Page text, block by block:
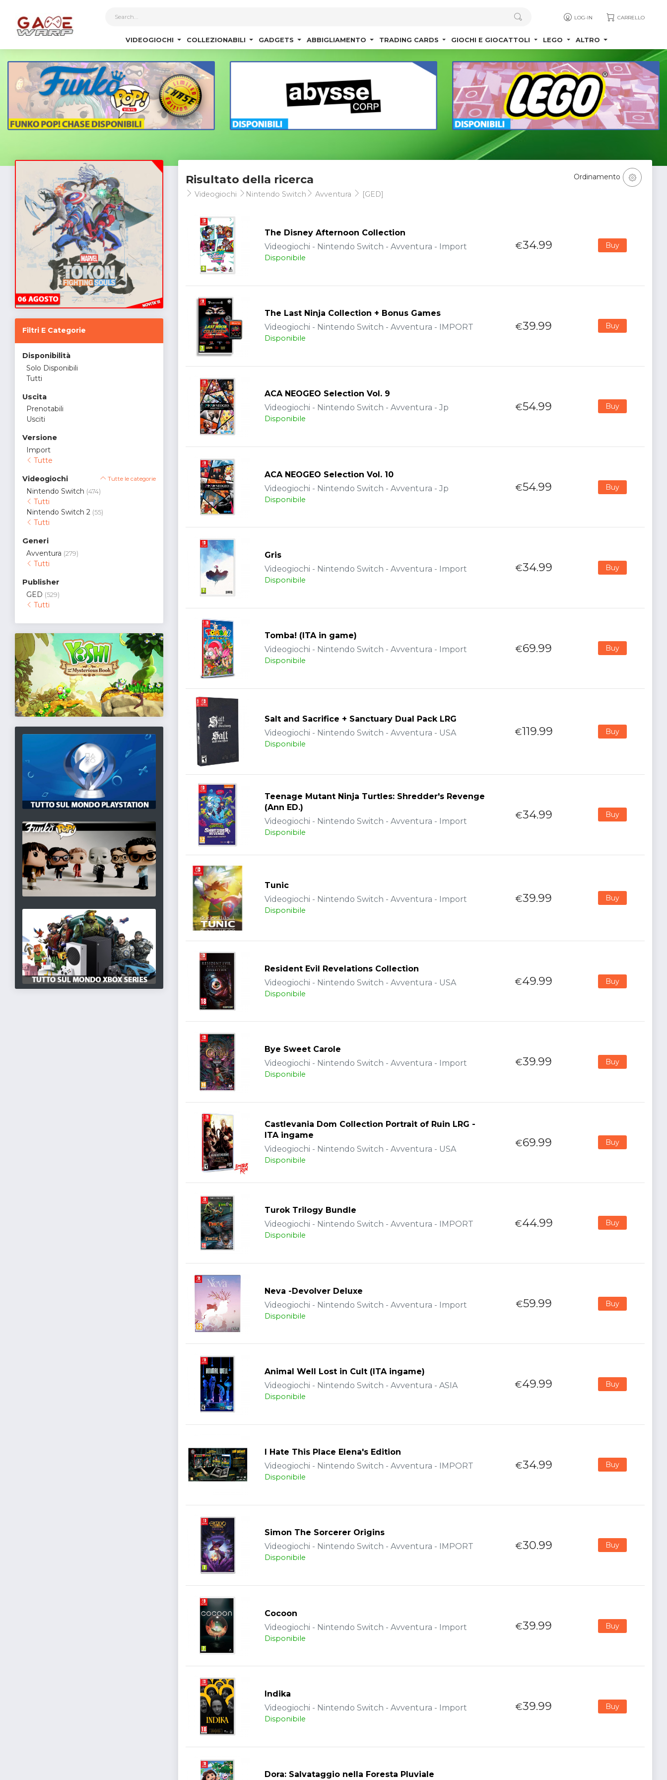
LOG-IN CARRELLO
VIDEOGIOCHI COLLEZIONABILI GADGETS ABBIGLIAMENTO TRADING CARDS GIOCHI E GIOCATTOLI LEGO ALTRO
Filtri E Categorie
Disponibilità
Solo Disponibili
Tutti
Uscita
Prenotabili
Usciti
Versione
Import
Tutte
Videogiochi Tutte le categorie
Nintendo Switch (474)
Tutti
Nintendo Switch 2 (55)
Tutti
Generi
Avventura (279)
Tutti
Publisher
GED (529)
Tutti
Risultato della ricerca
Videogiochi Nintendo Switch Avventura [GED]
Ordinamento
The Disney Afternoon Collection
Videogiochi - Nintendo Switch - Avventura - Import
Disponibile
€34.99 Buy
The Last Ninja Collection + Bonus Games
Videogiochi - Nintendo Switch - Avventura - IMPORT
Disponibile
€39.99 Buy
ACA NEOGEO Selection Vol. 9
Videogiochi - Nintendo Switch - Avventura - Jp
Disponibile
€54.99 Buy
ACA NEOGEO Selection Vol. 10
Videogiochi - Nintendo Switch - Avventura - Jp
Disponibile
€54.99 Buy
Gris
Videogiochi - Nintendo Switch - Avventura - Import
Disponibile
€34.99 Buy
Tomba! (ITA in game)
Videogiochi - Nintendo Switch - Avventura - Import
Disponibile
€69.99 Buy
Salt and Sacrifice + Sanctuary Dual Pack LRG
Videogiochi - Nintendo Switch - Avventura - USA
Disponibile
€119.99 Buy
Teenage Mutant Ninja Turtles: Shredder's Revenge
(Ann ED.)
Videogiochi - Nintendo Switch - Avventura - Import
Disponibile
€34.99 Buy
Tunic
Videogiochi - Nintendo Switch - Avventura - Import
Disponibile
€39.99 Buy
Resident Evil Revelations Collection
Videogiochi - Nintendo Switch - Avventura - USA
Disponibile
€49.99 Buy
Bye Sweet Carole
Videogiochi - Nintendo Switch - Avventura - Import
Disponibile
€39.99 Buy
Castlevania Dom Collection Portrait of Ruin LRG -
ITA ingame
Videogiochi - Nintendo Switch - Avventura - USA
Disponibile
€69.99 Buy
Turok Trilogy Bundle
Videogiochi - Nintendo Switch - Avventura - IMPORT
Disponibile
€44.99 Buy
Neva -Devolver Deluxe
Videogiochi - Nintendo Switch - Avventura - Import
Disponibile
€59.99 Buy
Animal Well Lost in Cult (ITA ingame)
Videogiochi - Nintendo Switch - Avventura - ASIA
Disponibile
€49.99 Buy
I Hate This Place Elena's Edition
Videogiochi - Nintendo Switch - Avventura - IMPORT
Disponibile
€34.99 Buy
Simon The Sorcerer Origins
Videogiochi - Nintendo Switch - Avventura - IMPORT
Disponibile
€30.99 Buy
Cocoon
Videogiochi - Nintendo Switch - Avventura - Import
Disponibile
€39.99 Buy
Indika
Videogiochi - Nintendo Switch - Avventura - Import
Disponibile
€39.99 Buy
Dora: Salvataggio nella Foresta Pluviale